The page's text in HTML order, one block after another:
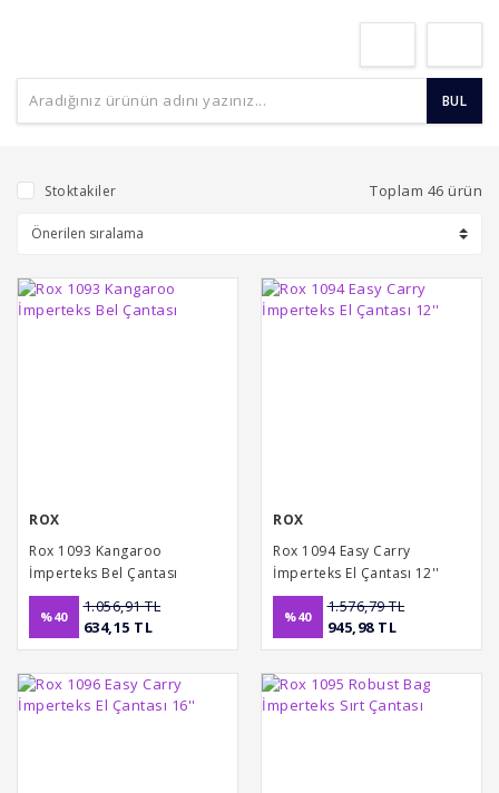
BUL
Stoktakiler Toplam 46 ürün
ROX
Rox 1093 Kangaroo
İmperteks Bel Çantası
%40
1.056,91 TL
634,15 TL
ROX
Rox 1094 Easy Carry
İmperteks El Çantası 12''
%40
1.576,79 TL
945,98 TL